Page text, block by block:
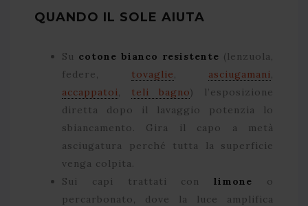
QUANDO IL SOLE AIUTA
Su cotone bianco resistente (lenzuola,
federe, tovaglie, asciugamani,
accappatoi, teli bagno) l’esposizione
diretta dopo il lavaggio potenzia lo
sbiancamento. Gira il capo a metà
asciugatura perché tutta la superficie
venga colpita.
Sui capi trattati conlimone o
percarbonato, dove la luce amplifica